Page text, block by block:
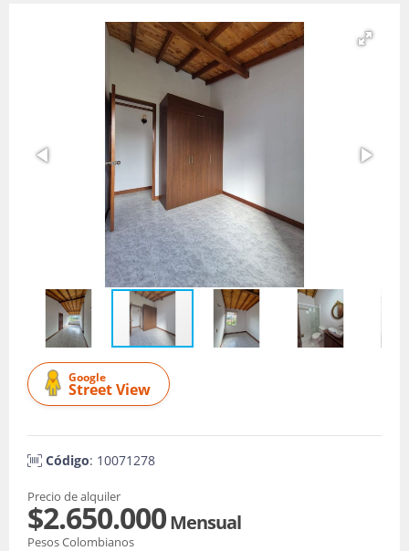
Google
Street View
Código: 10071278
Precio de alquiler
$2.650.000Mensual
Pesos Colombianos